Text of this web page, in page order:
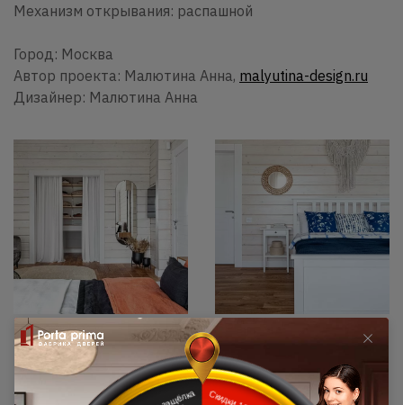
Механизм открывания: распашной
Город: Москва
Автор проекта: Малютина Анна, malyutina-design.ru
Дизайнер: Малютина Анна